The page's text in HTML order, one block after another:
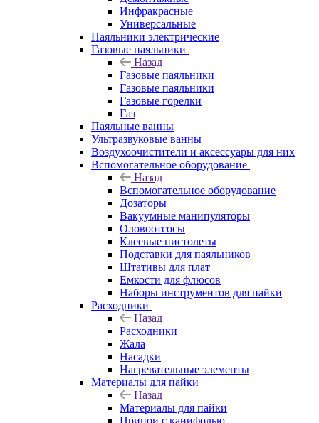
Инфракрасные
Универсальные
Паяльники электрические
Газовые паяльники
Назад
Газовые паяльники
Газовые паяльники
Газовые горелки
Газ
Паяльные ванны
Ультразвуковые ванны
Воздухоочистители и аксессуары для них
Вспомогательное оборудование
Назад
Вспомогательное оборудование
Дозаторы
Вакуумные манипуляторы
Оловоотсосы
Клеевые пистолеты
Подставки для паяльников
Штативы для плат
Емкости для флюсов
Наборы инструментов для пайки
Расходники
Назад
Расходники
Жала
Насадки
Нагревательные элементы
Материалы для пайки
Назад
Материалы для пайки
Припои с канифолью